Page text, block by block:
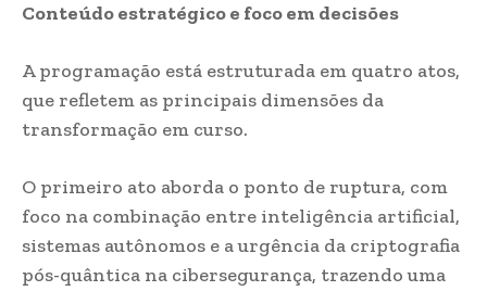
Conteúdo estratégico e foco em decisões
A programação está estruturada em quatro atos,
que refletem as principais dimensões da
transformação em curso.
O primeiro ato aborda o ponto de ruptura, com
foco na combinação entre inteligência artificial,
sistemas autônomos e a urgência da criptografia
pós-quântica na cibersegurança, trazendo uma